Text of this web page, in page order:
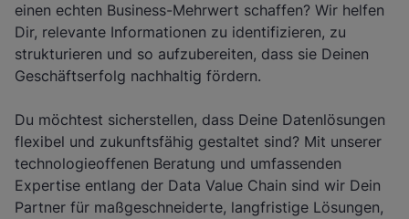
einen echten Business-Mehrwert schaffen? Wir helfen
Dir, relevante Informationen zu identifizieren, zu
strukturieren und so aufzubereiten, dass sie Deinen
Geschäftserfolg nachhaltig fördern.
Du möchtest sicherstellen, dass Deine Datenlösungen
flexibel und zukunftsfähig gestaltet sind? Mit unserer
technologieoffenen Beratung und umfassenden
Expertise entlang der Data Value Chain sind wir Dein
Partner für maßgeschneiderte, langfristige Lösungen,